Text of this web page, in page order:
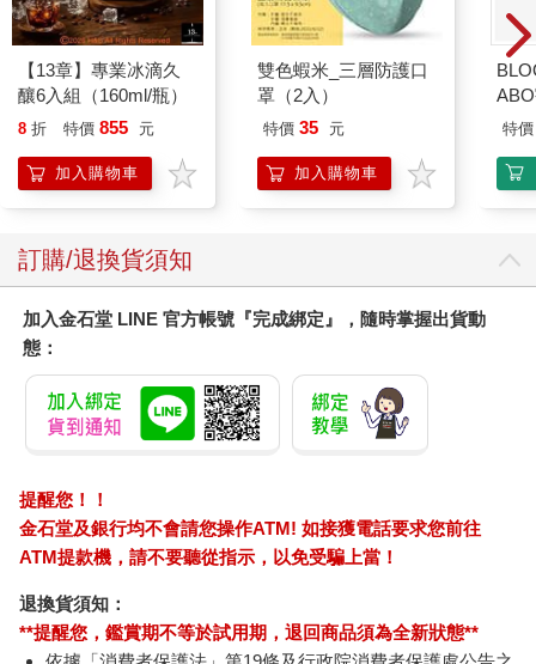
【13章】專業冰滴久
釀6入組（160ml/瓶）
8 折 特價 855 元
加入購物車
雙色蝦米_三層防護口
罩（2入）
特價 35 元
加入購物車
特價
訂購/退換貨須知
加入金石堂 LINE 官方帳號『完成綁定』，隨時掌握出貨動
態：
提醒您！！
金石堂及銀行均不會請您操作ATM! 如接獲電話要求您前往
ATM提款機，請不要聽從指示，以免受騙上當！
退換貨須知：
**提醒您，鑑賞期不等於試用期，退回商品須為全新狀態**